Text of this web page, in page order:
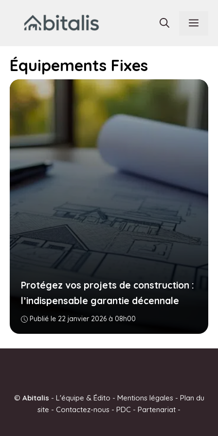
contenu
Équipements Fixes
Protégez vos projets de construction :
l’indispensable garantie décennale
Publié le 22 janvier 2026 à 08h00
© Abitalis - L'équipe & Édito - Mentions légales- Plan du
site - Contactez-nous - PDC - Partenariat -